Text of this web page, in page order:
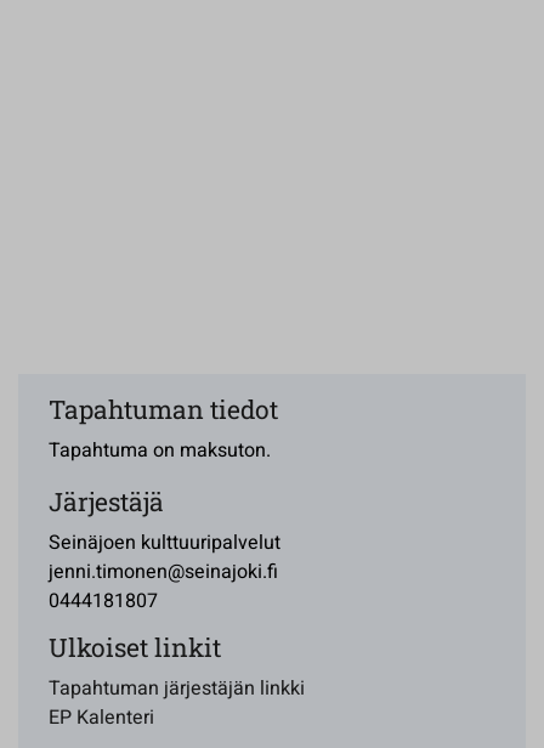
Tapahtuman tiedot
Tapahtuma on maksuton.
Järjestäjä
Seinäjoen kulttuuripalvelut
jenni.timonen@seinajoki.fi
0444181807
Ulkoiset linkit
Tapahtuman järjestäjän linkki
EP Kalenteri